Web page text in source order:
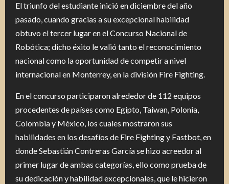
El triunfo del estudiante inició en diciembre del año
pasado, cuando gracias a su excepcional habilidad
obtuvo el tercer lugar en el Concurso Nacional de
Robótica; dicho éxito le valió tanto el reconocimiento
nacional como la oportunidad de competir a nivel
internacional en Monterrey, en la división Fire Fighting.
En el concurso participaron alrededor de 112 equipos
procedentes de países como Egipto, Taiwan, Polonia,
Colombia y México, los cuales mostraron sus
habilidades en los desafíos de Fire Fighting y Fastbot, en
donde Sebastián Contreras García se hizo acreedor al
primer lugar de ambas categorías, ello como prueba de
su dedicación y habilidad excepcionales, que le hicieron